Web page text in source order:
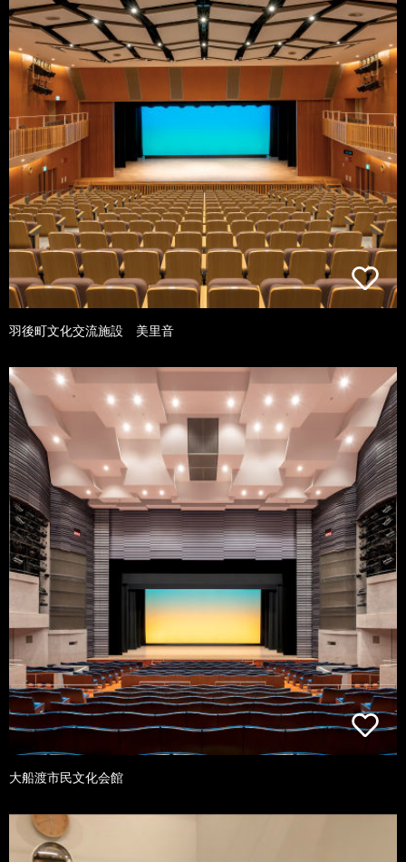
羽後町文化交流施設 美里音
大船渡市民文化会館